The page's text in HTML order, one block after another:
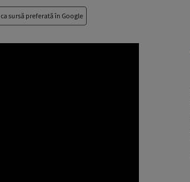
ca sursă preferată în Google